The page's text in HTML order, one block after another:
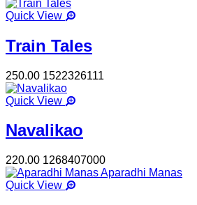
Quick View
Train Tales
250.00 1522326111
Quick View
Navalikao
220.00 1268407000
Quick View